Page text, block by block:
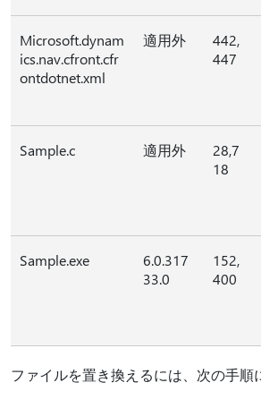
Microsoft.dynam
ics.nav.cfront.cfr
ontdotnet.xml
適用外
442,
447
Sample.c 適用外
28,7
18
Sample.exe
6.0.317
33.0
152,
400
ファイルを置き換えるには、次の手順